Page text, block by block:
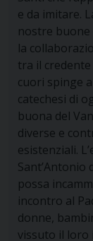
e da imitare.
nostre
la
tra il
cuori spinge
catechesi di
buona del
diverse e
esistenziali.
possa
incontro al
donne,
vissuto il loro